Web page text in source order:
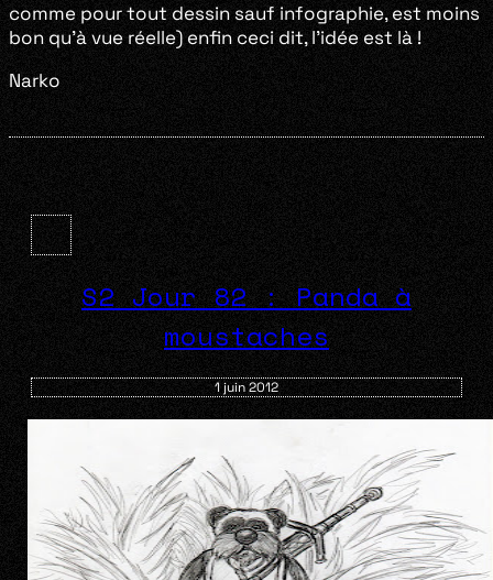
comme pour tout dessin sauf infographie, est moins
bon qu’à vue réelle) enfin ceci dit, l’idée est là !
Narko
S2 Jour 82 : Panda à
moustaches
1 juin 2012